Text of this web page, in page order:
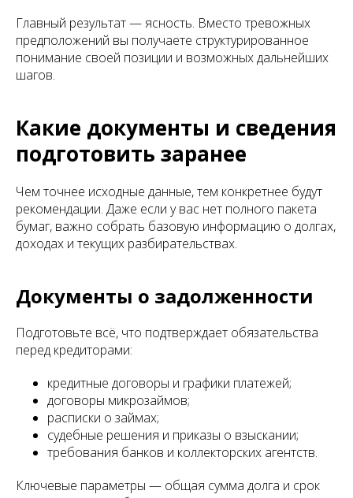
Главный результат — ясность. Вместо тревожных
предположений вы получаете структурированное
понимание своей позиции и возможных дальнейших
шагов.
Какие документы и сведения
подготовить заранее
Чем точнее исходные данные, тем конкретнее будут
рекомендации. Даже если у вас нет полного пакета
бумаг, важно собрать базовую информацию о долгах,
доходах и текущих разбирательствах.
Документы о задолженности
Подготовьте всё, что подтверждает обязательства
перед кредиторами:
кредитные договоры и графики платежей;
договоры микрозаймов;
расписки о займах;
судебные решения и приказы о взыскании;
требования банков и коллекторских агентств.
Ключевые параметры — общая сумма долга и срок